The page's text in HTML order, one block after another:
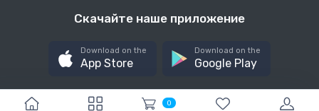
0
Скачайте наше приложение
Download on the
App Store
Download on the
Google Play